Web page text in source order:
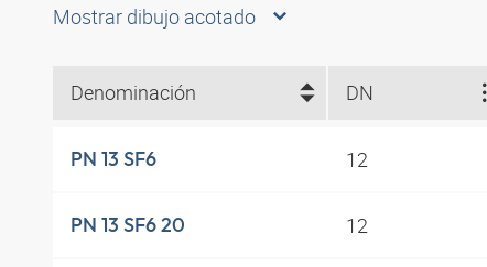
Mostrar dibujo acotado
Denominación DN
PN 13 SF6 12
PN 13 SF6 20 12